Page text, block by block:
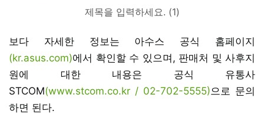
제목을 입력하세요. (1)
보다 자세한 정보는 아수스 공식 홈페이지
(kr.asus.com)에서 확인할 수 있으며, 판매처 및 사후지
원에 대한 내용은 공식 유통사
STCOM(www.stcom.co.kr / 02-702-5555)으로 문의
하면 된다.